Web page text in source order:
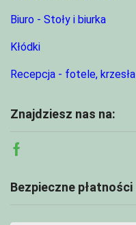
Biuro - Stoły i biurka
Kłódki
Recepcja - fotele, krzesła
Znajdziesz nas na:
Facebook
Bezpieczne płatności